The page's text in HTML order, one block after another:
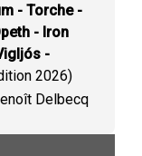
- Torche -
- Iron
-
2026)
Delbecq